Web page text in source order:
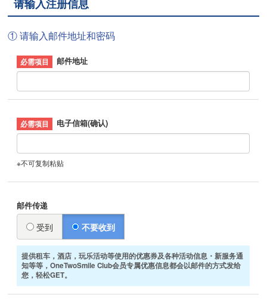
请输入注册信息
① 请输入邮件地址和密码
邮件地址
电子信箱(确认)
※不可复制粘贴
邮件传递
受到 不要收到
提供租车，酒店，玩乐活动等使用的优惠券及各种活动信息・新服务通
知等等，OneTwoSmile Club会员专属优惠信息都会以邮件的方式发给
您，轻松GET。